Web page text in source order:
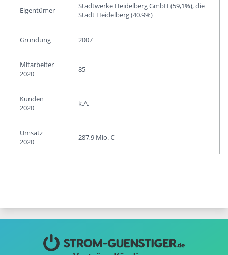
Eigentümer
Stadtwerke Heidelberg GmbH (59,1%), die
Stadt Heidelberg (40.9%)
Gründung 2007
Mitarbeiter
2020
85
Kunden
2020
k.A.
Umsatz
2020
287,9 Mio. €